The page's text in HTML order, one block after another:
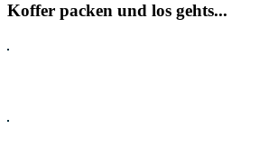
Koffer packen und los gehts...